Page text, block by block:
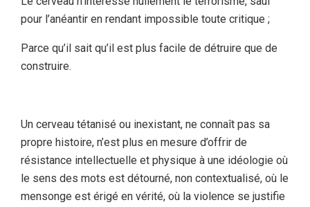
pour l’anéantir en rendant impossible toute critique ;
Parce qu’il sait qu’il est plus facile de détruire que de
construire.
Un cerveau tétanisé ou inexistant, ne connaît pas sa
propre histoire, n’est plus en mesure d’offrir de
résistance intellectuelle et physique à une idéologie où
le sens des mots est détourné, non contextualisé, où le
mensonge est érigé en vérité, où la violence se justifie